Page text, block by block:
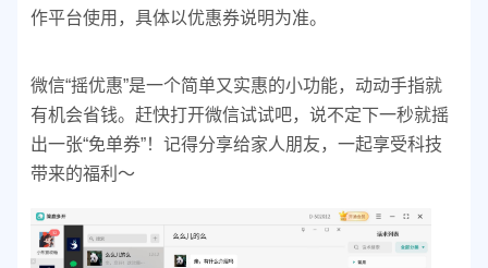
作平台使用，具体以优惠券说明为准。
微信“摇优惠”是一个简单又实惠的小功能，动动手指就
有机会省钱。赶快打开微信试试吧，说不定下一秒就摇
出一张“免单券”！记得分享给家人朋友，一起享受科技
带来的福利～